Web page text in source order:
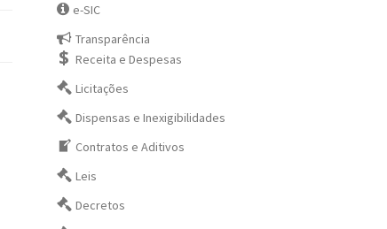
e-SIC
Transparência
Receita e Despesas
Licitações
Dispensas e Inexigibilidades
Contratos e Aditivos
Leis
Decretos